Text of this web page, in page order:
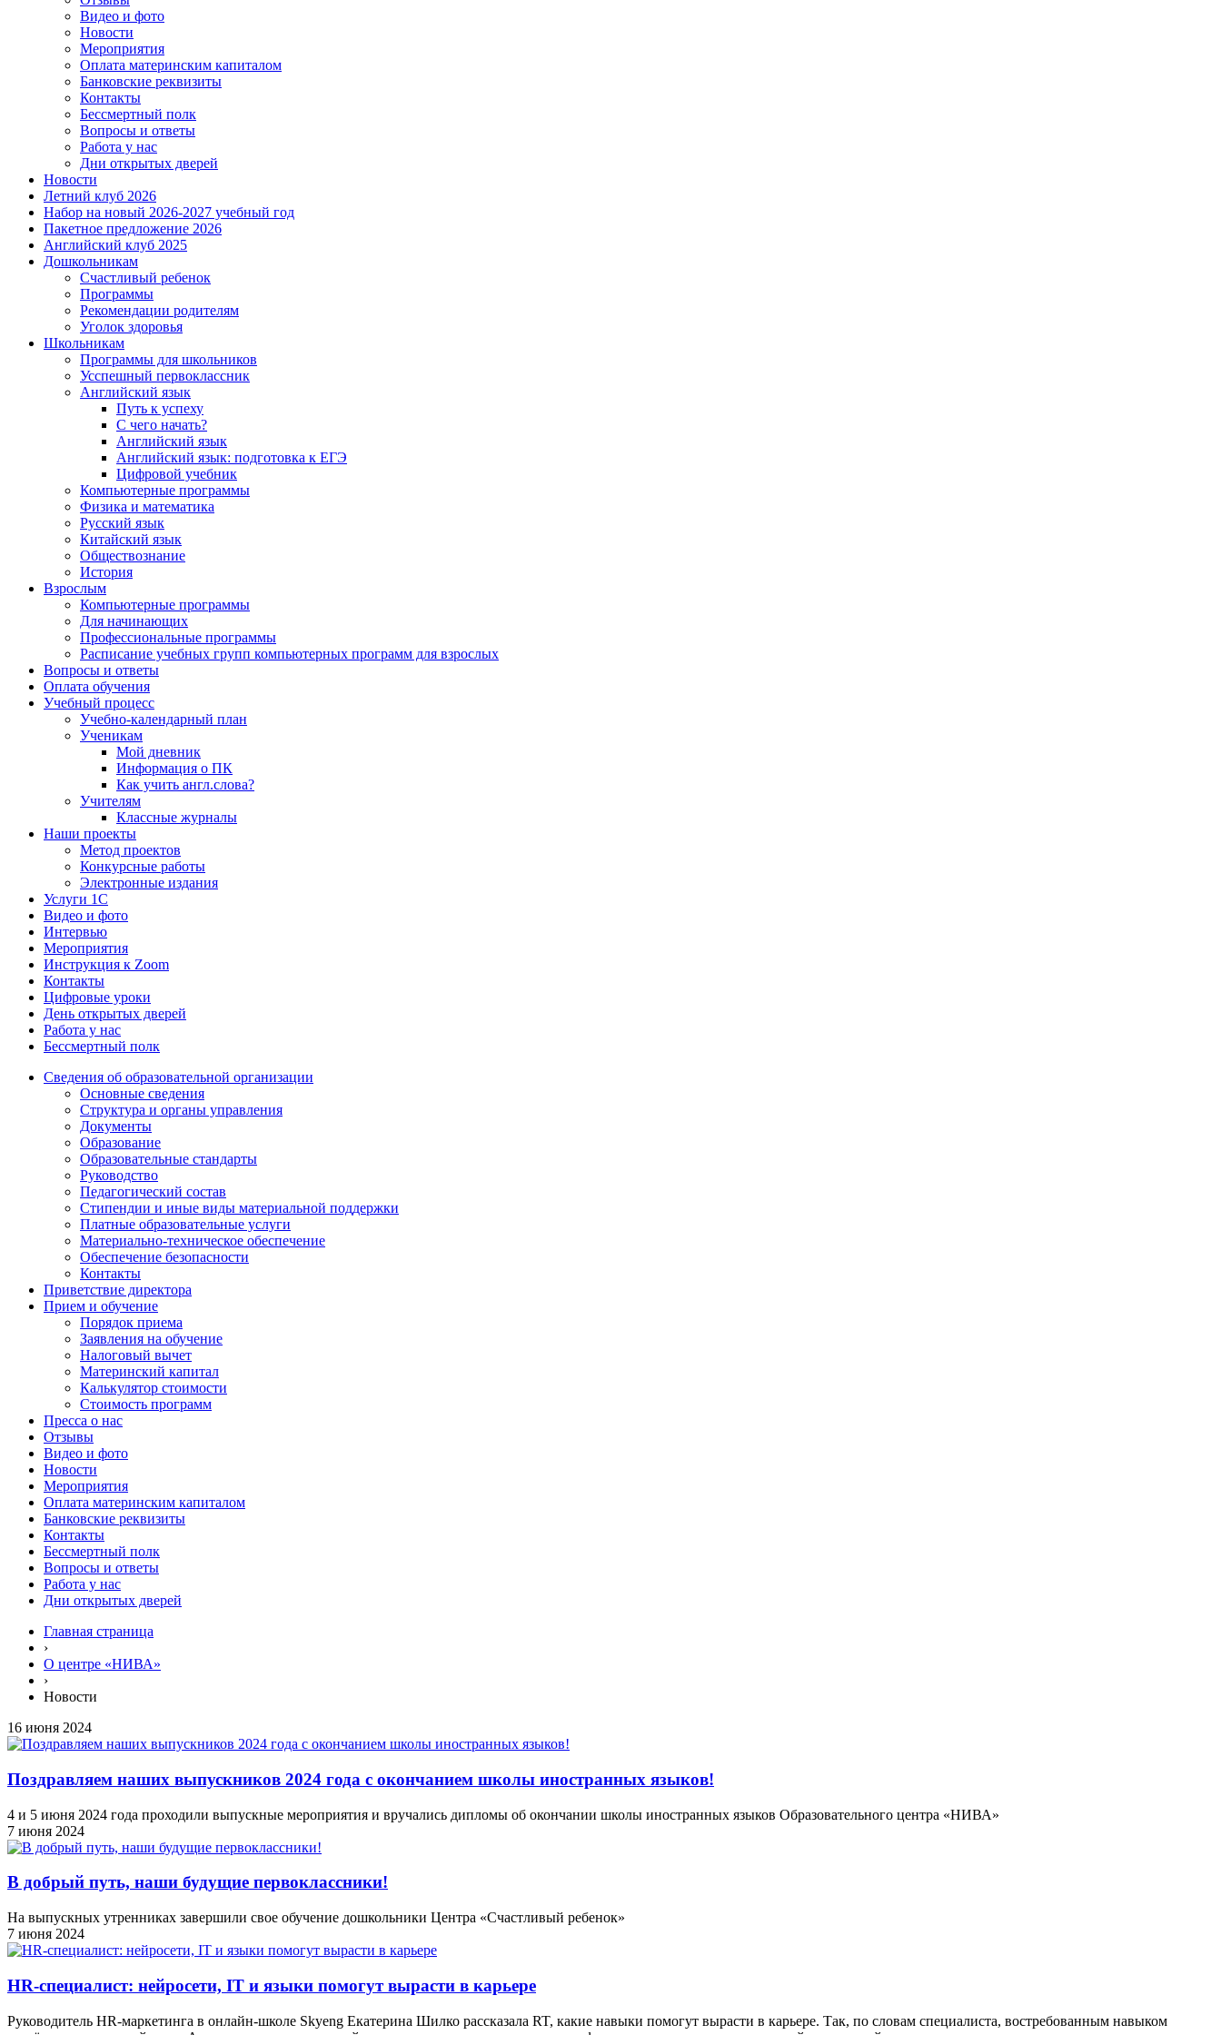
Видео и фото
Новости
Мероприятия
Оплата материнским капиталом
Банковские реквизиты
Контакты
Бессмертный полк
Вопросы и ответы
Работа у нас
Дни открытых дверей
Новости
Летний клуб 2026
Набор на новый 2026-2027 учебный год
Пакетное предложение 2026
Английский клуб 2025
Дошкольникам
Счастливый ребенок
Программы
Рекомендации родителям
Уголок здоровья
Школьникам
Программы для школьников
Усспешный первоклассник
Английский язык
Путь к успеху
С чего начать?
Английский язык
Английский язык: подготовка к ЕГЭ
Цифровой учебник
Компьютерные программы
Физика и математика
Русский язык
Китайский язык
Обществознание
История
Взрослым
Компьютерные программы
Для начинающих
Профессиональные программы
Расписание учебных групп компьютерных программ для взрослых
Вопросы и ответы
Оплата обучения
Учебный процесс
Учебно-календарный план
Ученикам
Мой дневник
Информация о ПК
Как учить англ.слова?
Учителям
Классные журналы
Наши проекты
Метод проектов
Конкурсные работы
Электронные издания
Услуги 1C
Видео и фото
Интервью
Мероприятия
Инструкция к Zoom
Контакты
Цифровые уроки
День открытых дверей
Работа у нас
Бессмертный полк
Сведения об образовательной организации
Основные сведения
Структура и органы управления
Документы
Образование
Образовательные стандарты
Руководство
Педагогический состав
Стипендии и иные виды материальной поддержки
Платные образовательные услуги
Материально-техническое обеспечение
Обеспечение безопасности
Контакты
Приветствие директора
Прием и обучение
Порядок приема
Заявления на обучение
Налоговый вычет
Материнский капитал
Калькулятор стоимости
Стоимость программ
Пресса о нас
Отзывы
Видео и фото
Новости
Мероприятия
Оплата материнским капиталом
Банковские реквизиты
Контакты
Бессмертный полк
Вопросы и ответы
Работа у нас
Дни открытых дверей
Главная страница
›
О центре «НИВА»
›
Новости
16 июня 2024
Поздравляем наших выпускников 2024 года c окончанием школы иностранных языков!
4 и 5 июня 2024 года проходили выпускные мероприятия и вручались дипломы об окончании школы иностранных языков Образовательного центра «НИВА»
7 июня 2024
В добрый путь, наши будущие первоклассники!
На выпускных утренниках завершили свое обучение дошкольники Центра «Счастливый ребенок»
7 июня 2024
HR-специалист: нейросети, IT и языки помогут вырасти в карьере
Руководитель HR-маркетинга в онлайн-школе Skyeng Екатерина Шилко рассказала RT, какие навыки помогут вырасти в карьере. Так, по словам специалиста, востребованным навыком